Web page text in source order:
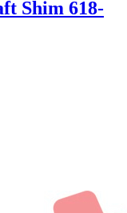
Shim 618-